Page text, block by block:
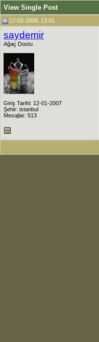
View Single Post
17-02-2008, 13:01
saydemir
Ağaç Dostu
Giriş Tarihi: 12-01-2007
Şehir: istanbul
Mesajlar: 513